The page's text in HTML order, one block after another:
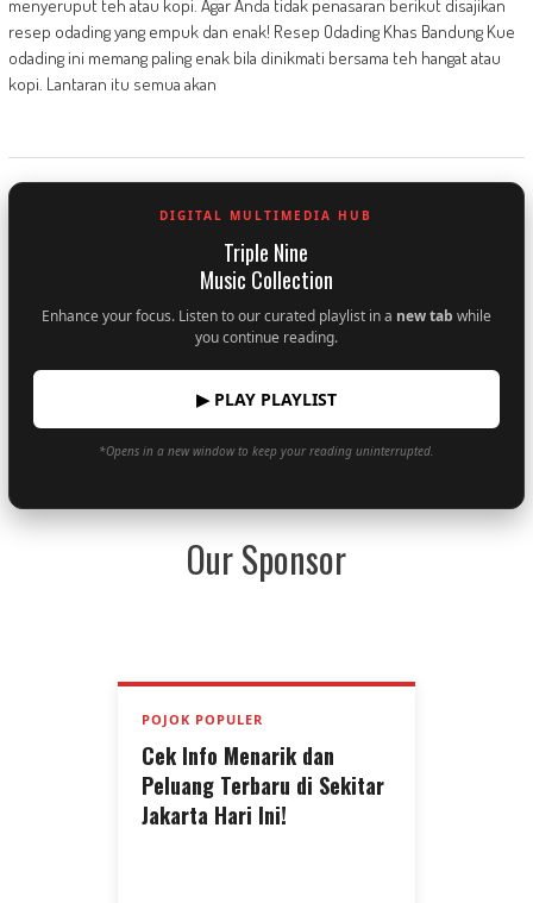
menyeruput teh atau kopi. Agar Anda tidak penasaran berikut disajikan
resep odading yang empuk dan enak! Resep Odading Khas Bandung Kue
odading ini memang paling enak bila dinikmati bersama teh hangat atau
kopi. Lantaran itu semua akan
DIGITAL MULTIMEDIA HUB
Triple Nine
Music Collection
Enhance your focus. Listen to our curated playlist in a new tab while
you continue reading.
▶ PLAY PLAYLIST
*Opens in a new window to keep your reading uninterrupted.
Our Sponsor
POJOK POPULER
Cek Info Menarik dan
Peluang Terbaru di Sekitar
Jakarta Hari Ini!